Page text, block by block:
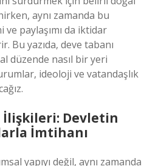
aynı zamanda bu
paylaşımı da iktidar
Bu yazıda, deve tabanı
düzende nasıl bir yeri
ideoloji ve vatandaşlık
İlişkileri: Devletin
İmtihanı
yapıyı değil, aynı zamanda